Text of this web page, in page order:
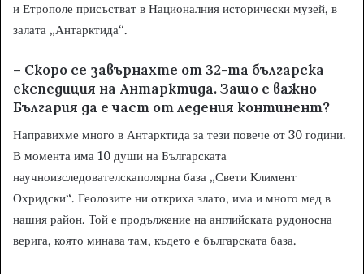
и Етрополе присъстват в Националния исторически музей, в
залата „Антарктида“.
– Скоро се завърнахте от 32-та българска
експедиция на Антарктида. Защо е важно
България да е част от ледения континент?
Направихме много в Антарктида за тези повече от 30 години.
В момента има 10 души на Българската
научноизследователскаполярна база „Свети Климент
Охридски“. Геолозите ни откриха злато, има и много мед в
нашия район. Той е продължение на английската рудоносна
верига, която минава там, където е българската база.